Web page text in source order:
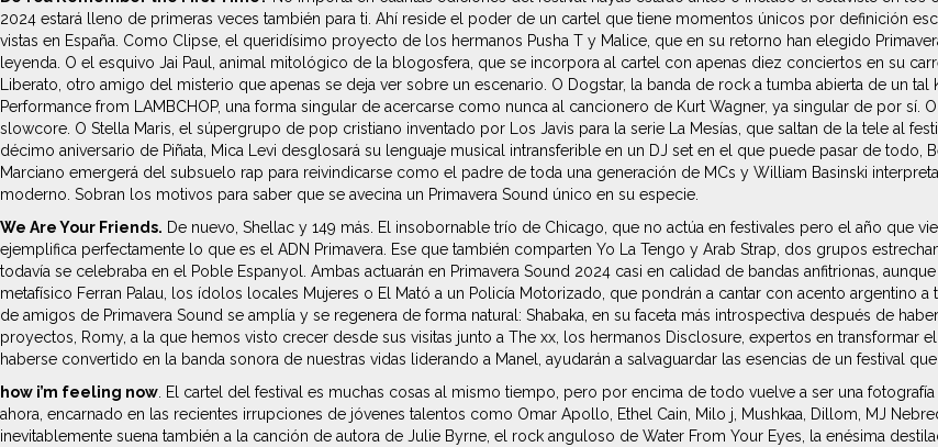
2024 estará lleno de primeras veces también para ti. Ahí reside el poder de un cartel que tiene momentos únicos por definición
vistas en España. Como Clipse, el queridísimo proyecto de los hermanos Pusha T y Malice, que en su retorno han elegido
leyenda. O el esquivo Jai Paul, animal mitológico de la blogosfera, que se incorpora al cartel con apenas diez conciertos en su
Liberato, otro amigo del misterio que apenas se deja ver sobre un escenario. O Dogstar, la banda de rock a tumba abierta de un tal
Performance from LAMBCHOP, una forma singular de acercarse como nunca al cancionero de Kurt Wagner, ya singular de por
slowcore. O Stella Maris, el súpergrupo de pop cristiano inventado por Los Javis para la serie La Mesías, que saltan de la tele al
décimo aniversario de Piñata, Mica Levi desglosará su lenguaje musical intransferible en un DJ set en el que puede pasar de
Marciano emergerá del subsuelo rap para reivindicarse como el padre de toda una generación de MCs y William Basinski
moderno. Sobran los motivos para saber que se avecina un Primavera Sound único en su especie.
We Are Your Friends. De nuevo, Shellac y 149 más. El insobornable trío de Chicago, que no actúa en festivales pero el año que
ejemplifica perfectamente lo que es el ADN Primavera. Ese que también comparten Yo La Tengo y Arab Strap, dos grupos
todavía se celebraba en el Poble Espanyol. Ambas actuarán en Primavera Sound 2024 casi en calidad de bandas anfitrionas,
metafísico Ferran Palau, los ídolos locales Mujeres o El Mató a un Policía Motorizado, que pondrán a cantar con acento argentino
de amigos de Primavera Sound se amplía y se regenera de forma natural: Shabaka, en su faceta más introspectiva después de
proyectos, Romy, a la que hemos visto crecer desde sus visitas junto a The xx, los hermanos Disclosure, expertos en transformar
haberse convertido en la banda sonora de nuestras vidas liderando a Manel, ayudarán a salvaguardar las esencias de un festival
how i’m feeling now. El cartel del festival es muchas cosas al mismo tiempo, pero por encima de todo vuelve a ser una
ahora, encarnado en las recientes irrupciones de jóvenes talentos como Omar Apollo, Ethel Cain, Milo j, Mushkaa, Dillom, MJ
inevitablemente suena también a la canción de autora de Julie Byrne, el rock anguloso de Water From Your Eyes, la enésima